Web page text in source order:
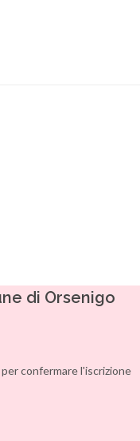
di Orsenigo
confermare l'iscrizione